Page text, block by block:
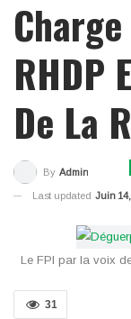
RHDP
De La
By Admin
Last updated Juin
Le FPI par la voix
31